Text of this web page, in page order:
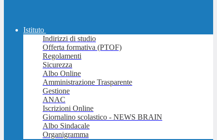
Istituto
Indirizzi di studio
Offerta formativa (PTOF)
Regolamenti
Sicurezza
Albo Online
Amministrazione Trasparente
Gestione
ANAC
Iscrizioni Online
Giornalino scolastico - NEWS BRAIN
Albo Sindacale
Organigramma